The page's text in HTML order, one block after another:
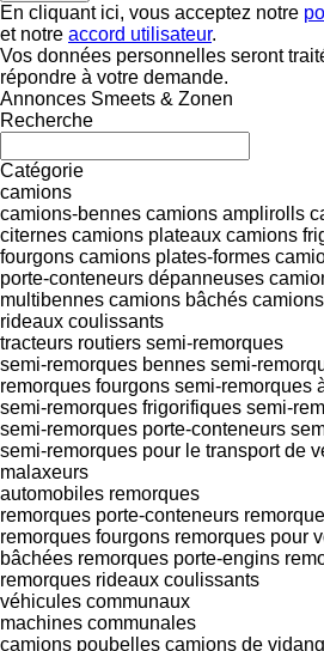
En cliquant ici, vous acceptez notre
et notre accord utilisateur.
Vos données personnelles seront
répondre à votre demande.
Annonces Smeets & Zonen
Recherche
Catégorie
camions
camions-bennes camions amplirolls
citernes camions plateaux camions
fourgons camions plates-formes
porte-conteneurs dépanneuses
multibennes camions bâchés
rideaux coulissants
tracteurs routiers semi-remorques
semi-remorques bennes semi-
remorques fourgons semi-remorques
semi-remorques frigorifiques semi-
semi-remorques porte-conteneurs
semi-remorques pour le transport de
malaxeurs
automobiles remorques
remorques porte-conteneurs
remorques fourgons remorques pour
bâchées remorques porte-engins
remorques rideaux coulissants
véhicules communaux
machines communales
camions poubelles camions de